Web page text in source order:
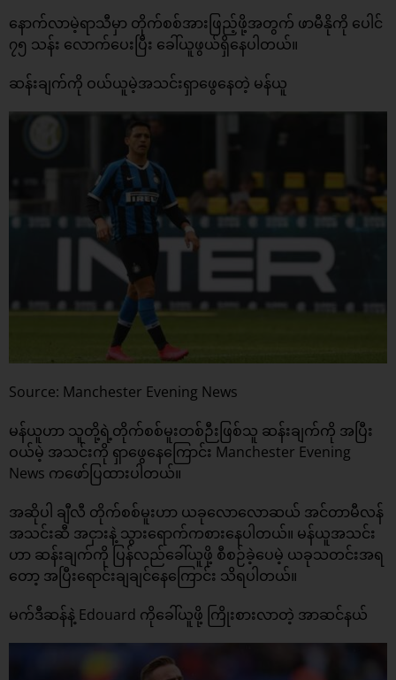
နောက်လာမဲ့ရာသီမှာ တိုက်စစ်အားဖြည့်ဖို့အတွက် ဖာမီနိုကို ပေါင်
၇၅ သန်း လောက်ပေးပြီး ခေါ်ယူဖွယ်ရှိနေပါတယ်။
ဆန်းချက်ကို ဝယ်ယူမဲ့အသင်းရှာဖွေနေတဲ့ မန်ယူ
Source: Manchester Evening News
မန်ယူဟာ သူတို့ရဲ့တိုက်စစ်မူးတစ်ဉီးဖြစ်သူ ဆန်းချက်ကို အပြီး
ဝယ်မဲ့ အသင်းကို ရှာဖွေနေကြောင်း Manchester Evening
News ကဖော်ပြထားပါတယ်။
အဆိုပါ ချီလီ တိုက်စစ်မူးဟာ ယခုလောလောဆယ် အင်တာမီလန်
အသင်းဆီ အငှားနဲ့ သွားရောက်ကစားနေပါတယ်။ မန်ယူအသင်း
ဟာ ဆန်းချက်ကို ပြန်လည်ခေါ်ယူဖို့ စီစဉ်ခဲ့ပေမဲ့ ယခုသတင်းအရ
တော့ အပြီးရောင်းချချင်နေကြောင်း သိရပါတယ်။
မက်ဒီဆန်နဲ့ Edouard ကိုခေါ်ယူဖို့ ကြိုးစားလာတဲ့ အာဆင်နယ်